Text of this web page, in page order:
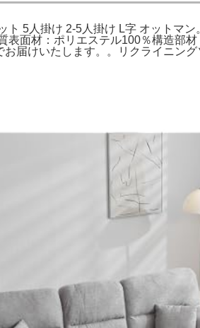
5人掛け 2-5人掛け L字 オットマ
面材：ポリエステル100％構造部
届けいたします。。リクライニング